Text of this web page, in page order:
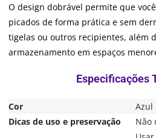
O design dobrável permite que
picados de forma prática e sem
tigelas ou outros recipientes, além
armazenamento em espaços
Cor
Azul
Dicas de uso e preservação
Não